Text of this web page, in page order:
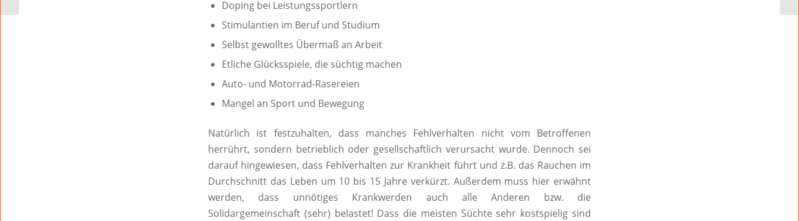
Doping bei Leistungssportlern
Stimulantien im Beruf und Studium
Selbst gewolltes Übermaß an Arbeit
Etliche Glücksspiele, die süchtig machen
Auto- und Motorrad-Rasereien
Mangel an Sport und Bewegung
Natürlich ist festzuhalten, dass manches Fehlverhalten nicht vom Betroffenen
herrührt, sondern betrieblich oder gesellschaftlich verursacht wurde. Dennoch sei
darauf hingewiesen, dass Fehlverhalten zur Krankheit führt und z.B. das Rauchen im
Durchschnitt das Leben um 10 bis 15 Jahre verkürzt. Außerdem muss hier erwähnt
werden, dass unnötiges Krankwerden auch alle Anderen bzw. die
Solidargemeinschaft (sehr) belastet! Dass die meisten Süchte sehr kostspielig sind